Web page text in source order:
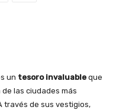
un tesoro invaluable que
las ciudades más
través de sus vestigios,